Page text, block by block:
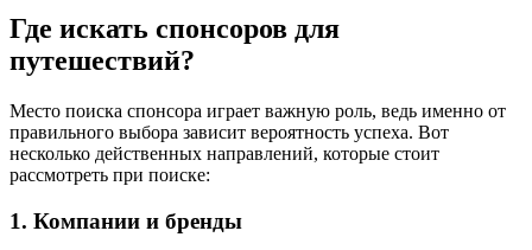
Где искать спонсоров для
путешествий?
Место поиска спонсора играет важную роль, ведь именно от
правильного выбора зависит вероятность успеха. Вот
несколько действенных направлений, которые стоит
рассмотреть при поиске:
1. Компании и бренды